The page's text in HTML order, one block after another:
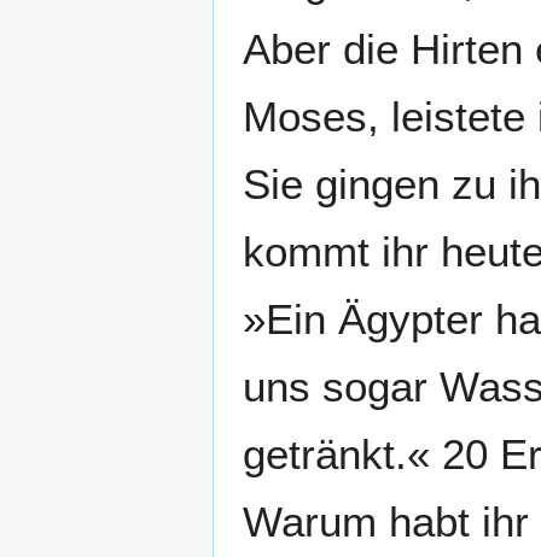
Aber die Hirten
Moses, leistete
Sie gingen zu
kommt ihr
»Ein Ägypter
uns sogar
getränkt.« 20
Warum habt